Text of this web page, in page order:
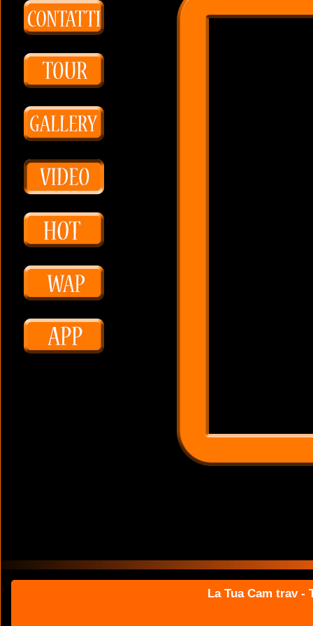
La Tua Cam trav -